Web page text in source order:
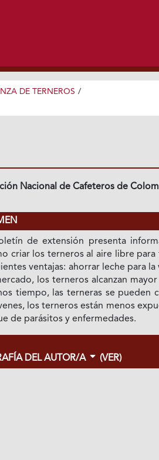
DE TERNEROS /
Nacional de Cafeteros de
de extensión presenta
criar los terneros al aire libre para
ventajas: ahorrar leche para la
los terneros alcanzan
tiempo, las terneras se pueden
los terneros están menos
de parásitos y enfermedades.
DEL AUTOR/A (VER)